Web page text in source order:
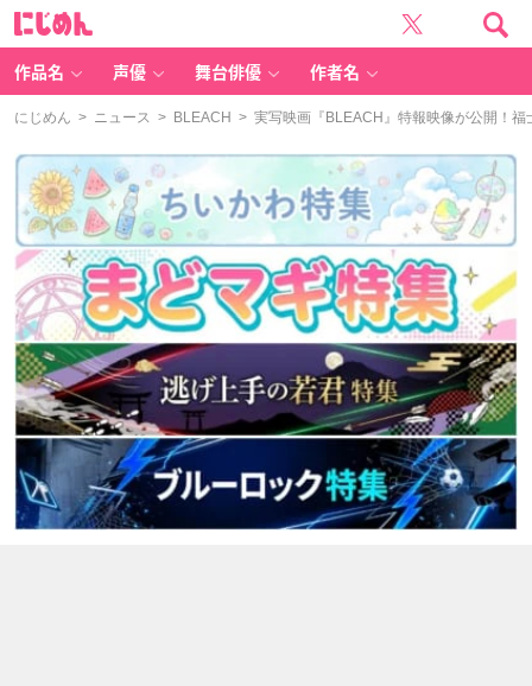
作品名 声優 舞台俳優 作者名
にじめん > ニュース > BLEACH > 実写映画『BLEACH』特報映像が公開！